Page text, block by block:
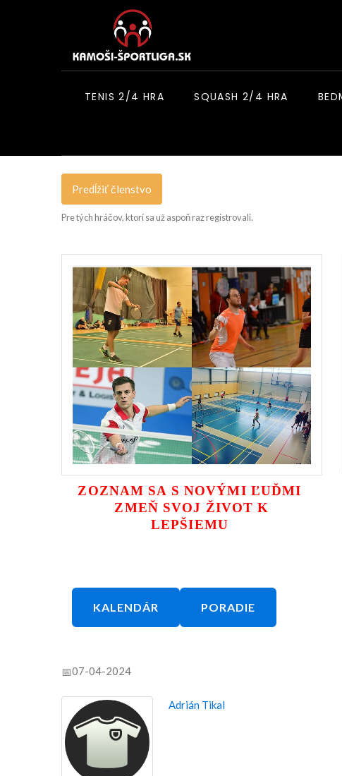
TENIS 2/4 HRA SQUASH 2/4 HRA
Predĺžiť členstvo
Pre tých hráčov, ktorí sa už aspoň raz registrovali.
ZOZNAM SA S NOVÝMI ĽUĎMI
ZMEŇ SVOJ ŽIVOT K
LEPŠIEMU
KALENDÁR PORADIE
07-04-2024
Adrián Tikal